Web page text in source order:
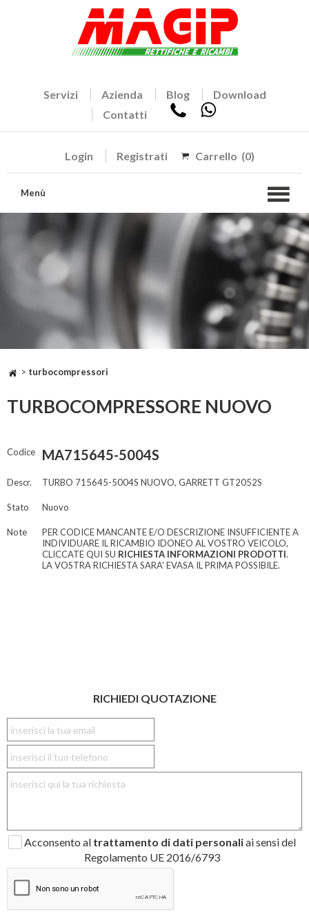
Servizi Azienda Blog
Download
Contatti
Login Registrati Carrello (0)
Menù
> turbocompressori
TURBOCOMPRESSORE NUOVO
Codice MA715645-5004S
Descr. TURBO 715645-5004S NUOVO, GARRETT GT2052S
Stato Nuovo
Note
PER CODICE MANCANTE E/O DESCRIZIONE INSUFFICIENTE A
INDIVIDUARE IL RICAMBIO IDONEO AL VOSTRO VEICOLO,
CLICCATE QUI SU RICHIESTA INFORMAZIONI PRODOTTI.
LA VOSTRA RICHIESTA SARA' EVASA IL PRIMA POSSIBILE.
RICHIEDI QUOTAZIONE
Acconsento al trattamento di dati personaliai sensi del
Regolamento UE 2016/6793